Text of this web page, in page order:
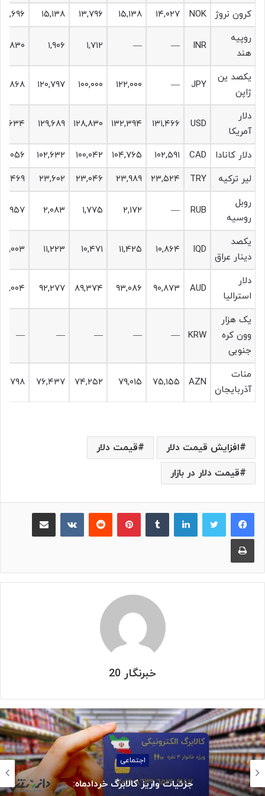
کرون نروژ NOK ۱۴,۰۲۷ ۱۵,۱۳۸ ۱۳,۷۹۶ ۱۵,۱۳۸
۱۴,۶۹۶
روپیه
هند
INR
—
— ۱,۷۱۲ ۱,۹۰۶ ۱,۸۳۰
یکصد ین
ژاپن
JPY
— ۱۲۲,۰۰۰ ۱۰۰,۰۰۰ ۱۲۰,۷۹۷
دلار
آمریکا
USD ۱۳۱,۴۶۶ ۱۳۲,۳۹۴ ۱۲۸,۸۳۰ ۱۲۹,۶۸۹
دلار کانادا CAD ۱۰۲,۵۹۱ ۱۰۴,۷۶۵ ۱۰۰,۰۴۲ ۱۰۲,۶۳۲
لیر ترکیه
TRY ۲۳,۵۲۴ ۲۳,۹۸۹ ۲۳,۰۴۶ ۲۳,۶۰۲
روبل
روسیه
RUB
— ۲,۱۷۲ ۱,۷۷۵ ۲,۰۸۳ ۱,۹۵۷
یکصد
دینار عراق
IQD ۱۰,۸۶۴ ۱۱,۴۲۵ ۱۰,۴۷۱ ۱۱,۲۲۳ ۱۱,۰۰۳
دلار
استرالیا
AUD ۹۰,۸۷۳ ۹۳,۰۸۶ ۸۹,۳۷۴ ۹۲,۲۷۷
یک هزار
وون کره
جنوبی
KRW
—
—
—
—
—
منات
آذربایجان
AZN ۷۵,۱۵۵ ۷۹,۰۱۵ ۷۴,۲۵۲ ۷۶,۴۳۷
افزایش قیمت دلار
قیمت دلار
قیمت دلار در بازار
لینکدین پینترست ‫رددیت
چاپ
خبرنگار 20
استانها
بازگشت سه سکوی پارس جنوبی به مدار